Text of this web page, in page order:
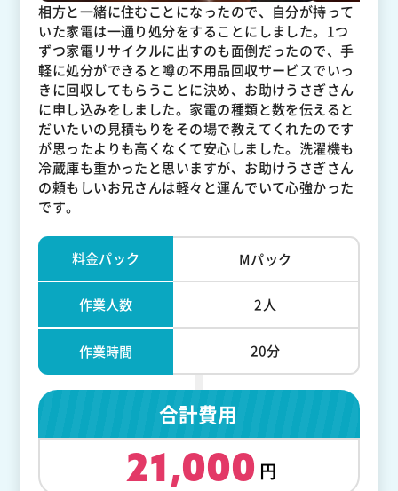
相方と一緒に住むことになったので、自分が持って
いた家電は一通り処分をすることにしました。1つ
ずつ家電リサイクルに出すのも面倒だったので、手
軽に処分ができると噂の不用品回収サービスでいっ
きに回収してもらうことに決め、お助けうさぎさん
に申し込みをしました。家電の種類と数を伝えると
だいたいの見積もりをその場で教えてくれたのです
が思ったよりも高くなくて安心しました。洗濯機も
冷蔵庫も重かったと思いますが、お助けうさぎさん
の頼もしいお兄さんは軽々と運んでいて心強かった
です。
料金パック Mパック
作業人数 2人
作業時間 20分
合計費用
21,000